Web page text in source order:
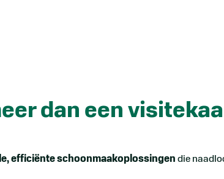
dan een
efficiënte schoonmaakoplossingen die